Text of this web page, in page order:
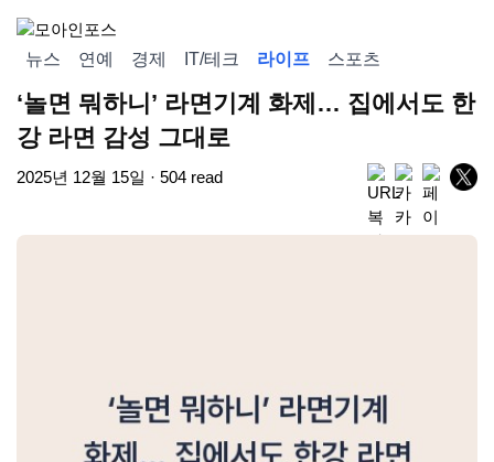
뉴스 연예 경제 IT/테크 라이프 스포츠
‘놀면 뭐하니’ 라면기계 화제… 집에서도 한
강 라면 감성 그대로
2025년 12월 15일 · 504 read